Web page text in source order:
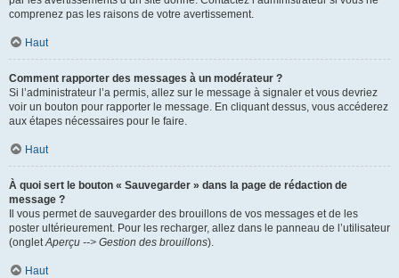
comprenez pas les raisons de votre avertissement.
Haut
Comment rapporter des messages à un modérateur ?
Si l’administrateur l’a permis, allez sur le message à signaler et vous devriez
voir un bouton pour rapporter le message. En cliquant dessus, vous accéderez
aux étapes nécessaires pour le faire.
Haut
À quoi sert le bouton « Sauvegarder » dans la page de rédaction de
message ?
Il vous permet de sauvegarder des brouillons de vos messages et de les
poster ultérieurement. Pour les recharger, allez dans le panneau de l’utilisateur
(ongletAperçu --> Gestion des brouillons).
Haut